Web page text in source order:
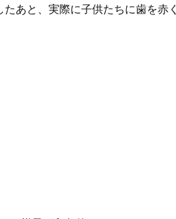
あと、実際に子供たちに歯を赤く